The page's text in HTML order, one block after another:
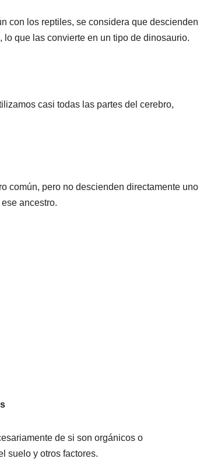
con los reptiles, se considera que descienden
que las convierte en un tipo de dinosaurio.
casi todas las partes del cerebro,
común, pero no descienden directamente uno
ancestro.
de si son orgánicos o
suelo y otros factores.